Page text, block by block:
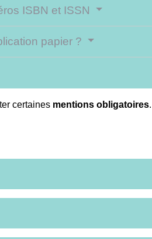
ISBN et ISSN
papier ?
certaines mentions obligatoires